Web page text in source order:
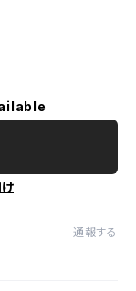
通報する